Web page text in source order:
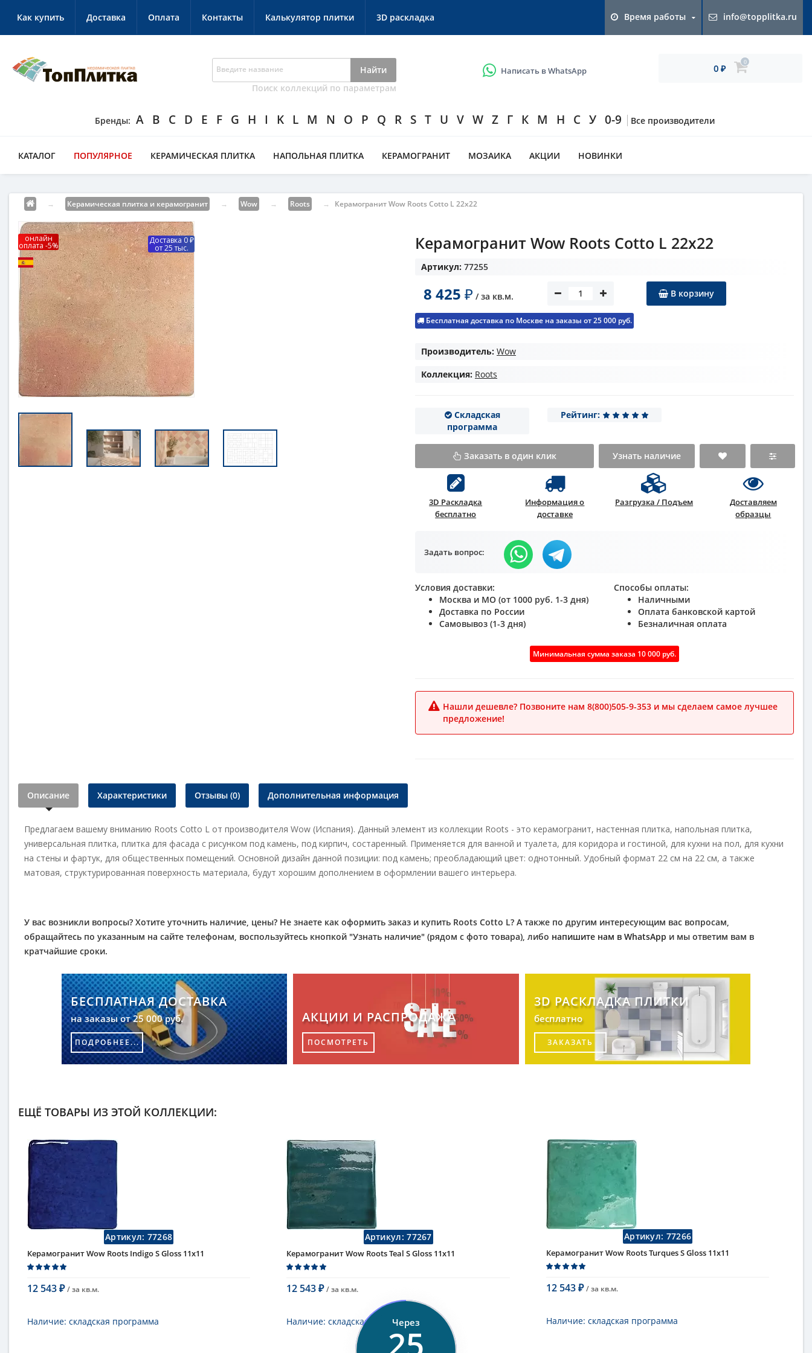
Как купить Доставка Оплата Контакты Калькулятор плитки 3D раскладка Время работы info@topplitka.ru
Найти
Поиск коллекций по параметрам
Написать в WhatsApp 0₽
0
A B C D E F G H I K L M N O P Q R S T U V W Z Г К М Н С У 0-9 Все производители
КАТАЛОГ ПОПУЛЯРНОЕ КЕРАМИЧЕСКАЯ ПЛИТКА НАПОЛЬНАЯ ПЛИТКА КЕРАМОГРАНИТ МОЗАИКА АКЦИИ НОВИНКИ
→ Керамическая плитка и керамогранит → Wow → Roots → Керамогранит Wow Roots Cotto L 22x22
Доставка 0 ₽
от 25 тыс.
онлайн
оплата -5% Керамогранит Wow Roots Cotto L 22x22
Артикул: 77255
8 425 ₽ / за кв.м. В корзину
Бесплатная доставка по Москве на заказы от 25 000 руб.
Производитель: Wow
Коллекция: Roots
Складская
программа
Рейтинг:
Заказать в один клик Узнать наличие
3D Раскладка
бесплатно
Информация о
доставке
Разгрузка / Подъем
Доставляем
образцы
Задать вопрос:
Условия доставки:
Москва и МО (от 1000 руб. 1-3 дня)
Доставка по России
Самовывоз (1-3 дня)
Способы оплаты:
Наличными
Оплата банковской картой
Безналичная оплата
Минимальная сумма заказа 10 000 руб.
Нашли дешевле? Позвоните нам 8(800)505-9-353 и мы сделаем самое лучшее
предложение!
Описание Характеристики Отзывы (0) Дополнительная информация
Предлагаем вашему вниманию Roots Cotto L от производителя Wow (Испания). Данный элемент из коллекции Roots - это керамогранит, настенная плитка, напольная плитка,
универсальная плитка, плитка для фасада с рисунком под камень, под кирпич, состаренный. Применяется для ванной и туалета, для коридора и гостиной, для кухни на пол, для кухни
на стены и фартук, для общественных помещений. Основной дизайн данной позиции: под камень; преобладающий цвет: однотонный. Удобный формат 22 см на 22 см, а также
матовая, структурированная поверхность материала, будут хорошим дополнением в оформлении вашего интерьера.
У вас возникли вопросы? Хотите уточнить наличие, цены? Не знаете как оформить заказ и купить Roots Cotto L? А также по другим интересующим вас вопросам,
обращайтесь по указанным на сайте телефонам, воспользуйтесь кнопкой "Узнать наличие" (рядом с фото товара), либо напишите нам в WhatsApp и мы ответим вам в
кратчайшие сроки.
БЕСПЛАТНАЯ ДОСТАВКА
на заказы от 25 000 руб.
ПОДРОБНЕЕ...
АКЦИИ И РАСПРОДАЖА
ПОСМОТРЕТЬ
3D РАСКЛАДКА ПЛИТКИ
бесплатно
ЗАКАЗАТЬ
ЕЩЁ ТОВАРЫ ИЗ ЭТОЙ КОЛЛЕКЦИИ:
Артикул: 77268
Керамогранит Wow Roots Indigo S Gloss 11x11
12 543 ₽ / за кв.м.
В корзину
Наличие: складская программа
Артикул:77267
Керамогранит Wow Roots Teal S Gloss 11x11
12 543₽ / за кв.м.
В корзину
Наличие: складская программа
керамогранит, настенная плитка,
Артикул: 77266
Керамогранит Wow Roots Turques S Gloss 11x11
12 543 ₽ / за кв.м.
В корзину
Наличие: складская программа
Через